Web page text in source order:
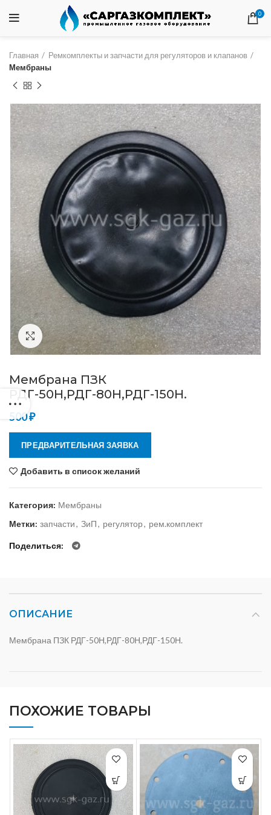
0
Главная
Ремкомплекты и запчасти для регуляторов и клапанов
Мембраны
Нажмите, чтобы увеличить
Мембрана ПЗК
РДГ-50Н,РДГ-80Н,РДГ-150Н.
500₽
ПРЕДВАРИТЕЛЬНАЯ ЗАЯВКА
Добавить в список желаний
Категория: Мембраны
Метки: запчасти, ЗиП, регулятор, рем.комплект
Поделиться
ОПИСАНИЕ
Мембрана ПЗК РДГ-50Н,РДГ-80Н,РДГ-150Н.
ПОХОЖИЕ ТОВАРЫ